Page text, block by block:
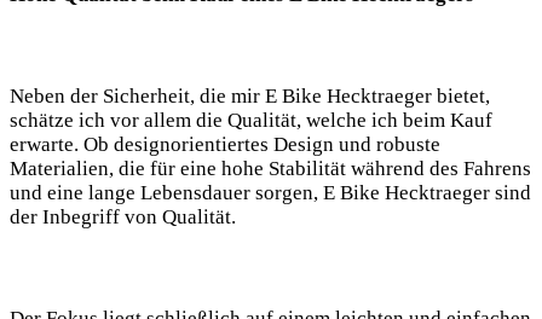
Neben der Sicherheit, die mir E Bike Hecktraeger bietet,
schätze ich vor allem die Qualität, welche ich beim Kauf
erwarte. Ob designorientiertes Design und robuste
Materialien, die für eine hohe Stabilität während des Fahrens
und eine lange Lebensdauer sorgen, E Bike Hecktraeger sind
der Inbegriff von Qualität.